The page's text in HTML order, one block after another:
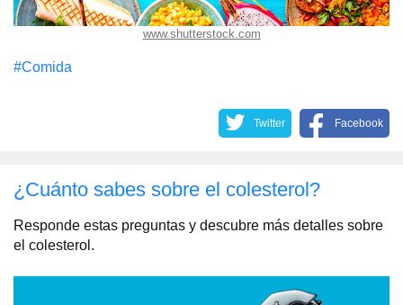
www.shutterstock.com
#Comida
Twitter Facebook
¿Cuánto sabes sobre el colesterol?
Responde estas preguntas y descubre más detalles sobre
el colesterol.